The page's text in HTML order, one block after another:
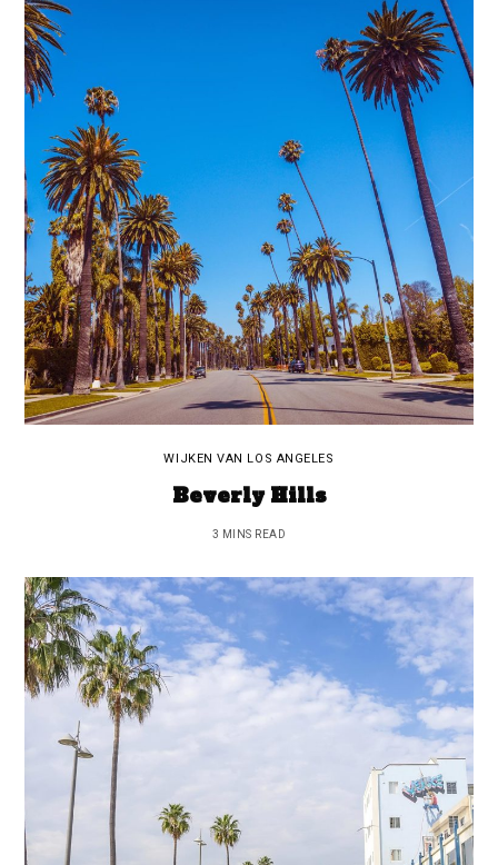
WIJKEN VAN LOS ANGELES
Beverly Hills
3 MINS READ